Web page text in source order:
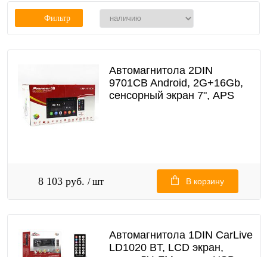
Фильтр
Автомагнитола 2DIN
9701CB Android, 2G+16Gb,
сенсорный экран 7", APS
8 103 руб. / шт В корзину
Автомагнитола 1DIN CarLive
LD1020 BT, LCD экран,